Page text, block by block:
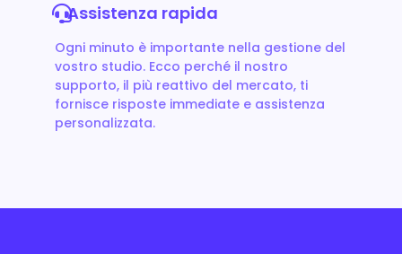
Assistenza rapida
Ogni minuto è importante nella gestione del
vostro studio. Ecco perché il nostro
supporto, il più reattivo del mercato, ti
fornisce risposte immediate e assistenza
personalizzata.